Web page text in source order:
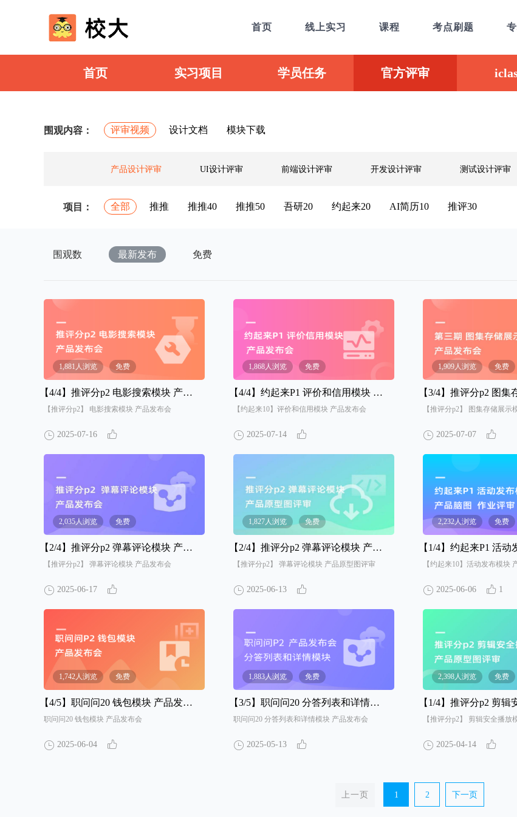
首页 线上实习 课程 考点刷题
首页 实习项目 学员任务 官方评审
围观内容： 评审视频 设计文档 模块下载
产品设计评审 UI设计评审 前端设计评审 开发设计评审 测试设计评审
项目： 全部 推推 推推40 推推50 吾研20 约起来20 AI简历10 推评30
围观数 最新发布 免费
1,881人浏览 免费
【4/4】 推评分p2 电影搜索模块 产品发布会
【推评分p2】 电影搜索模块 产品发布会
2025-07-16
1,868人浏览 免费
【4/4】 约起来P1 评价和信用模块 产品发布会
【约起来10】评价和信用模块 产品发布会
2025-07-14
1,909人浏览 免费
【3/4】 推评分p2 图集存储展示
【推评分p2】 图集存储展示
2025-07-07
2,035人浏览 免费
【2/4】 推评分p2 弹幕评论模块 产品发布会
【推评分p2】 弹幕评论模块 产品发布会
2025-06-17
1,827人浏览 免费
【2/4】 推评分p2 弹幕评论模块 产品原型图评审
【推评分p2】 弹幕评论模块 产品原型图评审
2025-06-13
2,232人浏览 免费
【1/4】 约起来P1 活动发布模
【约起来10】活动发布模块
2025-06-06 1
1,742人浏览 免费
【4/5】 职问问20 钱包模块 产品发布会
职问问20 钱包模块 产品发布会
2025-06-04
1,883人浏览 免费
【3/5】 职问问20 分答列表和详情模块 产品发布会
职问问20 分答列表和详情模块 产品发布会
2025-05-13
2,398人浏览 免费
【1/4】 推评分p2 剪辑安全播放模
【推评分p2】 剪辑安全播
2025-04-14
上一页 1 2 下一页